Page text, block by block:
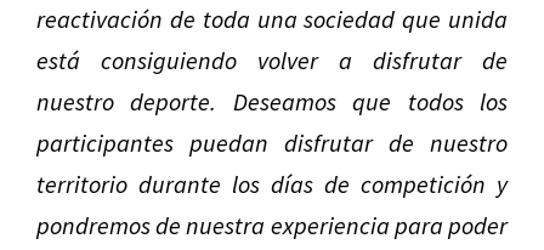
reactivación de toda una sociedad que unida
está consiguiendo volver a disfrutar de
nuestro deporte. Deseamos que todos los
participantes puedan disfrutar de nuestro
territorio durante los días de competición y
pondremos de nuestra experiencia para poder